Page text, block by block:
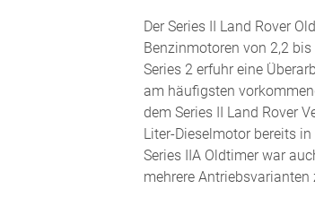
Der Series II Land Rover
Benzinmotoren von 2,2
Series 2 erfuhr eine
am häufigsten
dem Series II Land Rover
Liter-Dieselmotor bereits
Series IIA Oldtimer war
mehrere Antriebsvarianten